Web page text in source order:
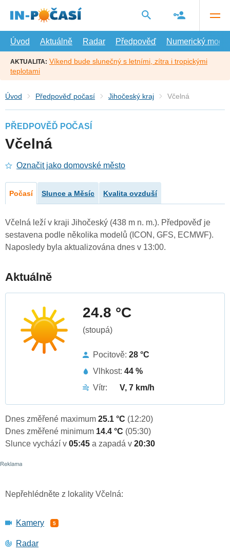
hlavní
Úvod
Aktuálně Radar Předpověď Numerický model
AKTUALITA: Víkend bude slunečný s letními, zítra i tropickými
teplotami
Úvod Předpověď počasí Jihočeský kraj Včelná
PŘEDPOVĚĎ POČASÍ
Včelná
Označit jako domovské město
Počasí Slunce a Měsíc Kvalita ovzduší
Včelná leží v kraji Jihočeský (438 m n. m.). Předpověď je
sestavena podle několika modelů (ICON, GFS, ECMWF).
Naposledy byla aktualizována dnes v 13:00.
Aktuálně
24.8 °C
(stoupá)
Pocitově: 28 °C
Vlhkost: 44 %
Vítr:
V, 7 km/h
Dnes změřené maximum 25.1 °C (12:20)
Dnes změřené minimum 14.4 °C (05:30)
Slunce vychází v 05:45 a zapadá v 20:30
Nepřehlédněte z lokality Včelná:
Kamery 5
Radar